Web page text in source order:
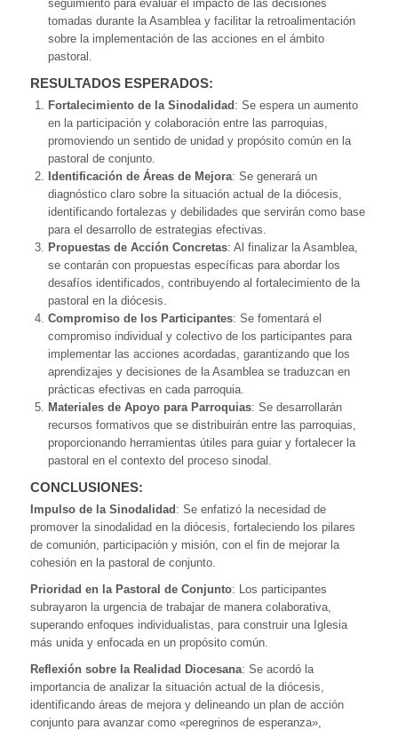
seguimiento para evaluar el impacto de las decisiones
tomadas durante la Asamblea y facilitar la retroalimentación
sobre la implementación de las acciones en el ámbito
pastoral.
RESULTADOS ESPERADOS:
Fortalecimiento de la Sinodalidad: Se espera un aumento
en la participación y colaboración entre las parroquias,
promoviendo un sentido de unidad y propósito común en la
pastoral de conjunto.
Identificación de Áreas de Mejora: Se generará un
diagnóstico claro sobre la situación actual de la diócesis,
identificando fortalezas y debilidades que servirán como base
para el desarrollo de estrategias efectivas.
Propuestas de Acción Concretas: Al finalizar la Asamblea,
se contarán con propuestas específicas para abordar los
desafíos identificados, contribuyendo al fortalecimiento de la
pastoral en la diócesis.
Compromiso de los Participantes: Se fomentará el
compromiso individual y colectivo de los participantes para
implementar las acciones acordadas, garantizando que los
aprendizajes y decisiones de la Asamblea se traduzcan en
prácticas efectivas en cada parroquia.
Materiales de Apoyo para Parroquias: Se desarrollarán
recursos formativos que se distribuirán entre las parroquias,
proporcionando herramientas útiles para guiar y fortalecer la
pastoral en el contexto del proceso sinodal.
CONCLUSIONES:
Impulso de la Sinodalidad: Se enfatizó la necesidad de
promover la sinodalidad en la diócesis, fortaleciendo los pilares
de comunión, participación y misión, con el fin de mejorar la
cohesión en la pastoral de conjunto.
Prioridad en la Pastoral de Conjunto: Los participantes
subrayaron la urgencia de trabajar de manera colaborativa,
superando enfoques individualistas, para construir una Iglesia
más unida y enfocada en un propósito común.
Reflexión sobre la Realidad Diocesana: Se acordó la
importancia de analizar la situación actual de la diócesis,
identificando áreas de mejora y delineando un plan de acción
conjunto para avanzar como «peregrinos de esperanza»,